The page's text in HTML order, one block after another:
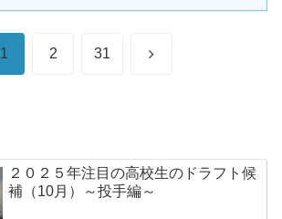
1 2 31 次
２０２５年注目の高校生のドラフト候
補（10月）～投手編～